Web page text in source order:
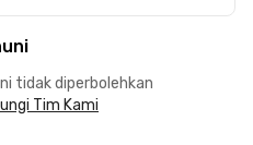
tidak diperbolehkan
Tim Kami